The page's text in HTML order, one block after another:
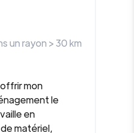
un rayon >30km
mon
le
en
matériel,